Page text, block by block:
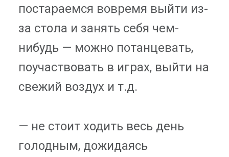
постараемся вовремя выйти из-
за стола и занять себя чем-
нибудь — можно потанцевать,
поучаствовать в играх, выйти на
свежий воздух и т.д.
— не стоит ходить весь день
голодным, дожидаясь